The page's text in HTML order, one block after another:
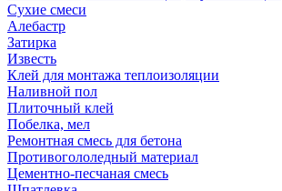
Сухие смеси
Алебастр
Затирка
Известь
Клей для монтажа теплоизоляции
Наливной пол
Плиточный клей
Побелка, мел
Ремонтная смесь для бетона
Противогололедный материал
Цементно-песчаная смесь